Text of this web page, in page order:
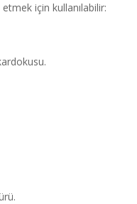
için kullanılabilir: